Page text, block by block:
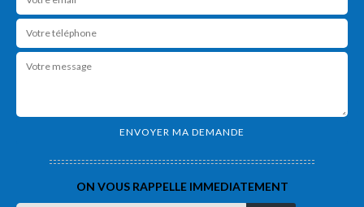
ON VOUS RAPPELLE IMMEDIATEMENT